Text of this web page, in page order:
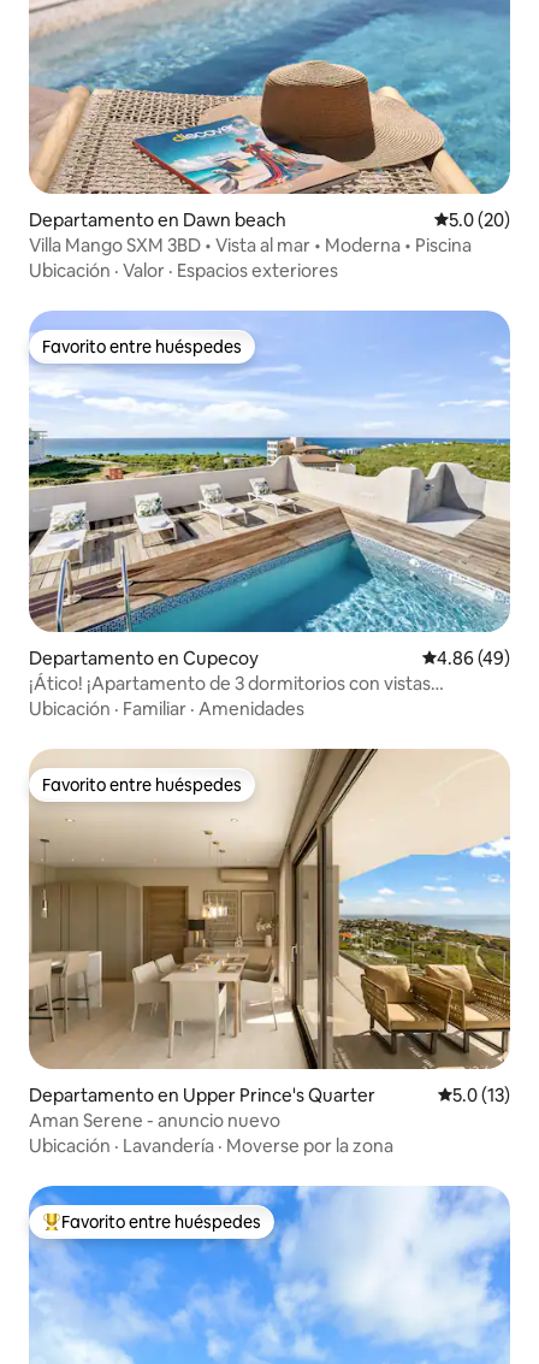
Departamento en Dawn beach Calificación
5.0 (20)
Villa Mango SXM 3BD • Vista al mar • Moderna • Piscina
Ubicación · Valor · Espacios exteriores
Favorito entre huéspedes
Favorito entre huéspedes
Departamento en Cupecoy Calificación
4.86 (49)
¡Ático! ¡Apartamento de 3 dormitorios con vistas
impresionantes!
Ubicación · Familiar · Amenidades
Favorito entre huéspedes
Favorito entre huéspedes
Departamento en Upper Prince's Quarter Calificación
5.0 (13)
Aman Serene - anuncio nuevo
Ubicación · Lavandería · Moverse por la zona
De los mejores en Favorito entre huéspedes
Favorito entre huéspedes